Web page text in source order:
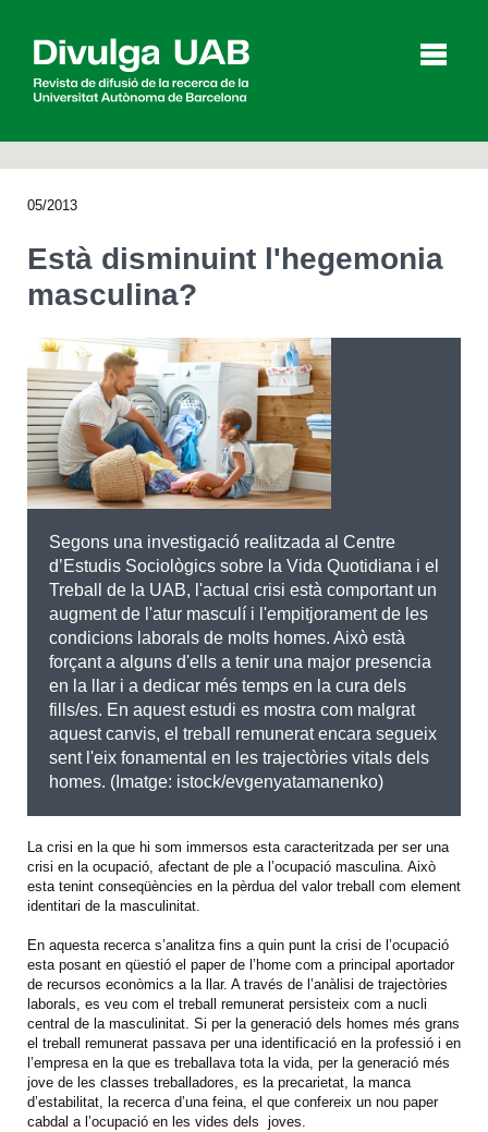
English Español
CERCAR
05/2013
Està disminuint l'hegemonia
masculina?
Segons una investigació realitzada al Centre
d’Estudis Sociològics sobre la Vida Quotidiana i el
Treball de la UAB, l'actual crisi està comportant un
augment de l'atur masculí i l'empitjorament de les
condicions laborals de molts homes. Això està
forçant a alguns d'ells a tenir una major presencia
en la llar i a dedicar més temps en la cura dels
fills/es. En aquest estudi es mostra com malgrat
aquest canvis, el treball remunerat encara segueix
sent l'eix fonamental en les trajectòries vitals dels
homes. (Imatge: istock/evgenyatamanenko)
La crisi en la que hi som immersos esta caracteritzada per ser una
crisi en la ocupació, afectant de ple a l’ocupació masculina. Això
esta tenint conseqüències en la pèrdua del valor treball com element
identitari de la masculinitat.
En aquesta recerca s’analitza fins a quin punt la crisi de l’ocupació
esta posant en qüestió el paper de l’home com a principal aportador
de recursos econòmics a la llar. A través de l’anàlisi de trajectòries
laborals, es veu com el treball remunerat persisteix com a nucli
central de la masculinitat. Si per la generació dels homes més grans
el treball remunerat passava per una identificació en la professió i en
l’empresa en la que es treballava tota la vida, per la generació més
jove de les classes treballadores, es la precarietat, la manca
d’estabilitat, la recerca d’una feina, el que confereix un nou paper
cabdal a l’ocupació en les vides dels joves.